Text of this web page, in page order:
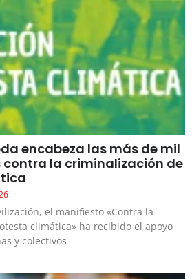
encabeza las más de mil
la criminalización de
el manifiesto «Contra la
climática» ha recibido el apoyo
y colectivos